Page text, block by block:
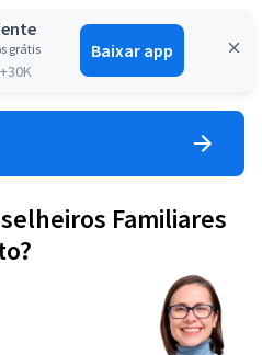
grátis
+30K
Baixar app
Entrar
Familiares